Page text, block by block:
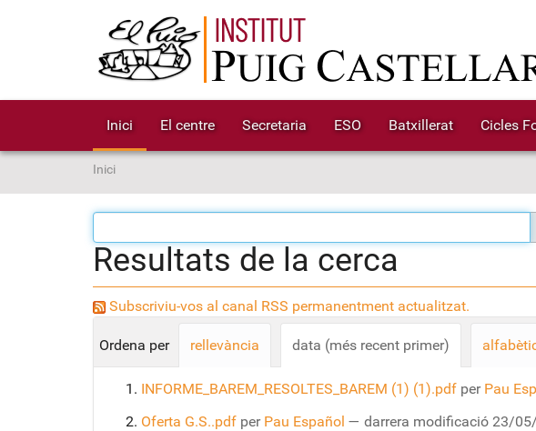
Inici El centre Secretaria ESO Batxillerat Cicles
S
o
u
Inici
Resultats de la cerca
Subscriviu-vos al canal RSS permanentment actualitzat.
Ordena per rellevància data (més recent primer)
INFORME_BAREM_RESOLTES_BAREM (1) (1).pdf per Pau
Oferta G.S..pdf per Pau Español — darrera modificació 23/